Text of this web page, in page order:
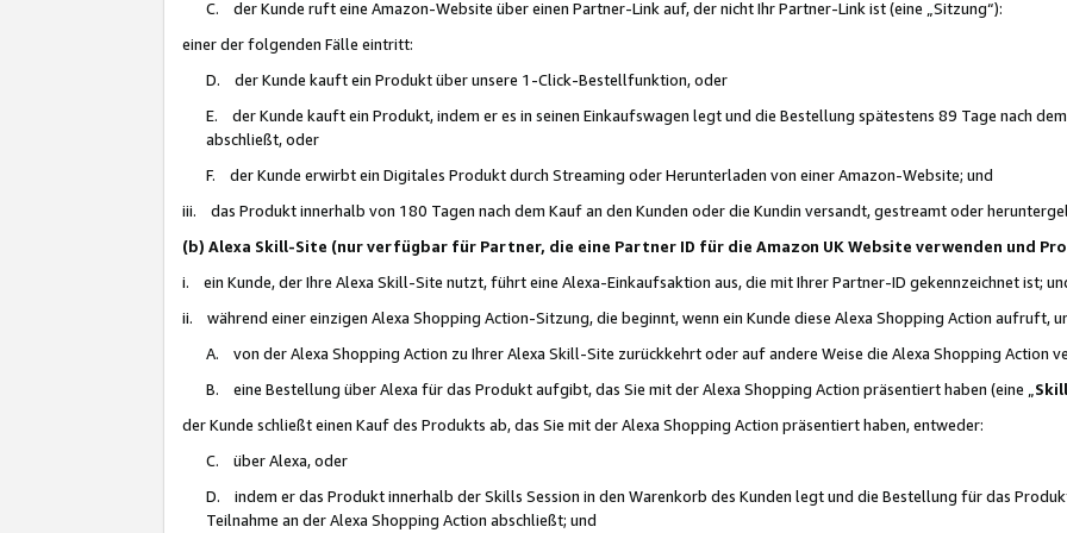
C. der Kunde ruft eine Amazon-Website über einen Partner-Link auf, der nicht Ihr Partner-Link ist (eine „Sitzung“):
einer der folgenden Fälle eintritt:
D. der Kunde kauft ein Produkt über unsere 1-Click-Bestellfunktion, oder
E. der Kunde kauft ein Produkt, indem er es in seinen Einkaufswagen legt und die Bestellung spätestens 89 Tage nach
abschließt, oder
F. der Kunde erwirbt ein Digitales Produkt durch Streaming oder Herunterladen von einer Amazon-Website; und
iii. das Produkt innerhalb von 180 Tagen nach dem Kauf an den Kunden oder die Kundin versandt, gestreamt oder
(b) Alexa Skill-Site (nur verfügbar für Partner, die eine Partner ID für die Amazon UK Website verwenden und
i. ein Kunde, der Ihre Alexa Skill-Site nutzt, führt eine Alexa-Einkaufsaktion aus, die mit Ihrer Partner-ID gekennzeichnet ist;
ii. während einer einzigen Alexa Shopping Action-Sitzung, die beginnt, wenn ein Kunde diese Alexa Shopping Action aufruft,
A. von der Alexa Shopping Action zu Ihrer Alexa Skill-Site zurückkehrt oder auf andere Weise die Alexa Shopping Action
B. eine Bestellung über Alexa für das Produkt aufgibt, das Sie mit der Alexa Shopping Action präsentiert haben (eine „
der Kunde schließt einen Kauf des Produkts ab, das Sie mit der Alexa Shopping Action präsentiert haben, entweder:
C. über Alexa, oder
D. indem er das Produkt innerhalb der Skills Session in den Warenkorb des Kunden legt und die Bestellung für das
Teilnahme an der Alexa Shopping Action abschließt; und